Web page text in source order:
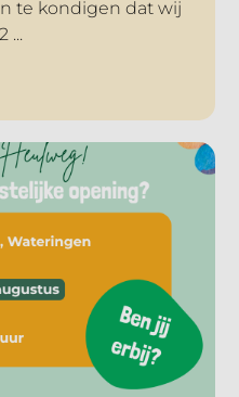
te kondigen dat wij
...